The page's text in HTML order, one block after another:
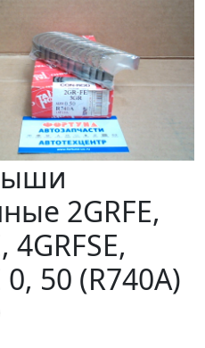
2GRFE,
4GRFSE,
0, 50 (R740A)